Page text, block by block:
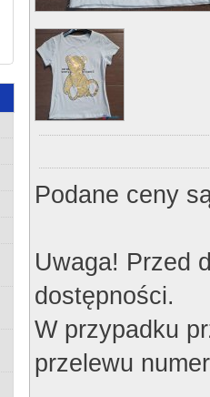
Podane ceny
Uwaga! Przed
dostępności.
W przypadku
przelewu